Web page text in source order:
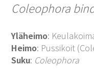
Coleophora
Yläheimo:
Heimo: Pussikoit
Suku: Coleophora